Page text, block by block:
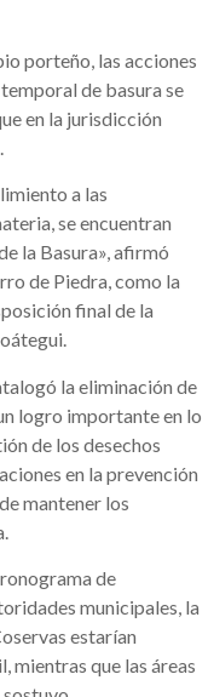
porteño, las acciones
de basura se
en la jurisdicción
a las
se encuentran
la Basura», afirmó
de Piedra, como la
final de la
la eliminación de
logro importante en lo
de los desechos
en la prevención
mantener los
de
municipales, la
estarían
mientras que las áreas